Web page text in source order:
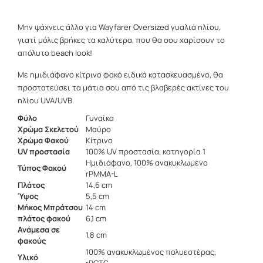
Μην ψάχνεις άλλο για Wayfarer Oversized γυαλιά ηλίου,
γιατί μόλις βρήκες τα καλύτερα, που θα σου χαρίσουν το
απόλυτο beach look!
Με ημιδιάφανο κίτρινο φακό ειδικά κατασκευασμένο, θα
προστατεύσει τα μάτια σου από τις βλαβερές ακτίνες του
ηλίου UVA/UVB.
Φύλο
Γυναίκα
Χρώμα Σκελετού
Μαύρο
Χρώμα Φακού
Κίτρινο
UV προστασία
100% UV προστασία, κατηγορία 1
Τύπος Φακού
Ημιδιάφανο, 100% ανακυκλωμένο
rPMMA-L
Πλάτος
14,6 cm
Ύψος
5,5 cm
Μήκος Μπράτσου 14 cm
πλάτος φακού
6,1 cm
Ανάμεσα σε
φακούς
1,8 cm
Υλικό
100% ανακυκλωμένος πολυεστέρας,